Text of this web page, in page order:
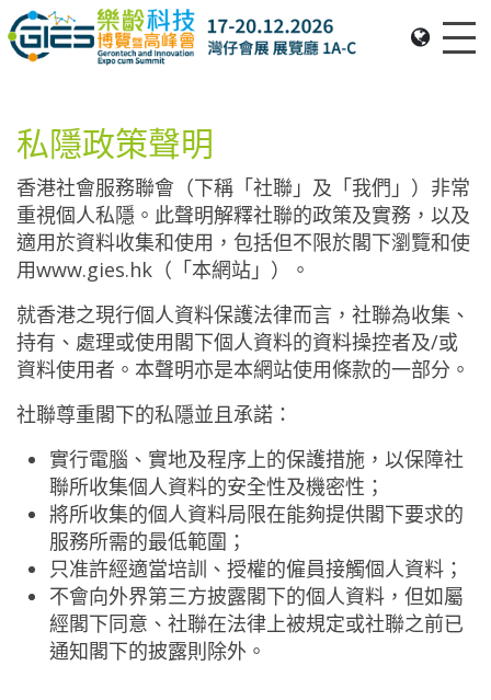
私隱政策聲明
香港社會服務聯會（下稱「社聯」及「我們」）非常
重視個人私隱。此聲明解釋社聯的政策及實務，以及
適用於資料收集和使用，包括但不限於閣下瀏覽和使
用www.gies.hk（「本網站」）。
就香港之現行個人資料保護法律而言，社聯為收集、
持有、處理或使用閣下個人資料的資料操控者及/或
資料使用者。本聲明亦是本網站使用條款的一部分。
社聯尊重閣下的私隱並且承諾：
實行電腦、實地及程序上的保護措施，以保障社
聯所收集個人資料的安全性及機密性；
將所收集的個人資料局限在能夠提供閣下要求的
服務所需的最低範圍；
只准許經適當培訓、授權的僱員接觸個人資料；
不會向外界第三方披露閣下的個人資料，但如屬
經閣下同意、社聯在法律上被規定或社聯之前已
通知閣下的披露則除外。